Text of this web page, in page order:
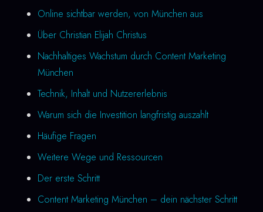
Online sichtbar werden, von München aus
Über Christian Elijah Christus
Nachhaltiges Wachstum durch Content Marketing
München
Technik, Inhalt und Nutzererlebnis
Warum sich die Investition langfristig auszahlt
Häufige Fragen
Weitere Wege und Ressourcen
Der erste Schritt
Content Marketing München – dein nächster Schritt